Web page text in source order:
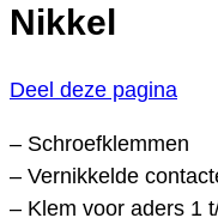
Nikkel
Deel deze pagina
– Schroefklemmen
– Vernikkelde
– Klem voor aders 1